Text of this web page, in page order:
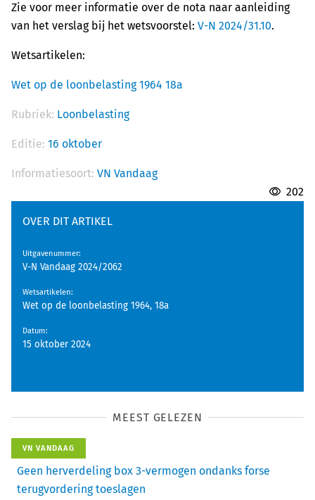
Zie voor meer informatie over de nota naar aanleiding
van het verslag bij het wetsvoorstel: V-N 2024/31.10.
Wetsartikelen:
Wet op de loonbelasting 1964 18a
Rubriek: Loonbelasting
Editie: 16 oktober
Informatiesoort: VN Vandaag
202
OVER DIT ARTIKEL
Uitgavenummer:
V-N Vandaag 2024/2062
Wetsartikelen:
Wet op de loonbelasting 1964, 18a
Datum:
15 oktober 2024
MEEST GELEZEN
VN VANDAAG
Geen herverdeling box 3-vermogen ondanks forse
terugvordering toeslagen